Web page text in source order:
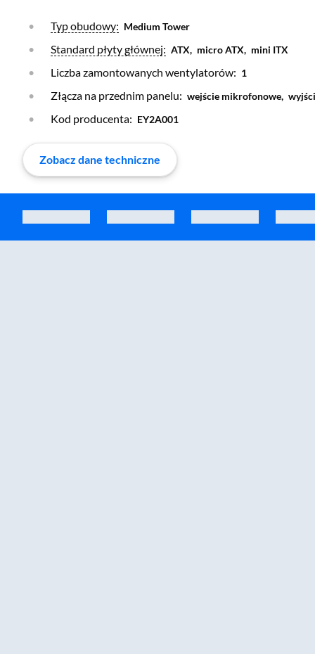
Otwórz warstwę
Typ obudowy: Medium Tower
Otwórz warstwę
Standard płyty głównej: ATX, micro ATX, mini ITX
Liczba zamontowanych wentylatorów: 1
Złącza na przednim panelu: wejście mikrofonowe,
Kod producenta: EY2A001
Zobacz dane techniczne